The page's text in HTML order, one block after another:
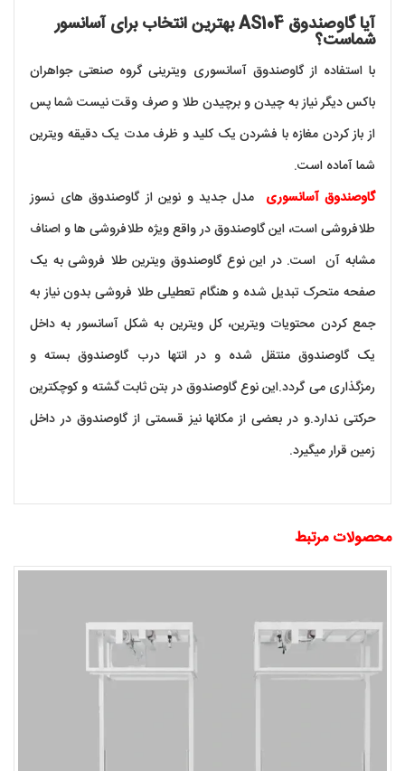
آیا گاوصندوق AS104 بهترین انتخاب برای آسانسور
شماست؟
با استفاده از گاوصندوق آسانسوری ویترینی گروه صنعتیجواهران
باکسدیگر نیاز به چیدن و برچیدن طلا و صرف وقت نیست شما پس
از باز کردن مغازه با فشردن یک کلید و ظرف مدت یک دقیقه ویترین
شما آماده است.
گاوصندوق آسانسوری مدل جدید و نوین از گاوصندوق های نسوز
طلافروشی است، این گاوصندوق در واقع وی‍ژه طلافروشی ها و اصناف
مشابه آن است. در این نوع گاوصندوق ویترین طلا فروشی به یک
صفحه متحرک تبدیل شده و هنگام تعطیلی طلا فروشی بدون نیاز به
جمع کردن محتویات ویترین، کل ویترین به شکل آسانسور به داخل
یک گاوصندوق منتقل شده و در انتها درب گاوصندوق بسته و
رمزگذاری می گردد.این نوع گاوصندوق در بتن ثابت گشته و کوچکترین
حرکتی ندارد.و در بعضی از مکانها نیز قسمتی از گاوصندوق در داخل
زمین قرار میگیرد.
محصولات مرتبط